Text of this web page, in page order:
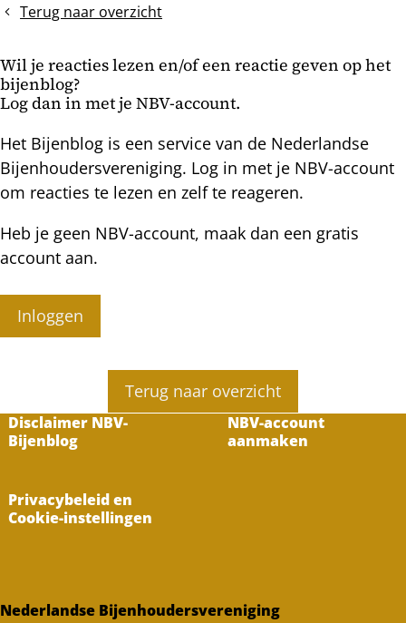
Terug naar overzicht
Wil je reacties lezen en/of een reactie geven op het
bijenblog?
Log dan in met je NBV-account.
Het Bijenblog is een service van de Nederlandse
Bijenhoudersvereniging. Log in met je NBV-account
om reacties te lezen en zelf te reageren.
Heb je geen NBV-account, maak dan een gratis
account aan.
Inloggen
Terug naar overzicht
Disclaimer NBV-
Bijenblog
NBV-account
aanmaken
Privacybeleid en
Cookie-instellingen
Nederlandse Bijenhoudersvereniging